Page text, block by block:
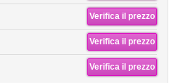
Verifica il prezzo
Verifica il prezzo
Verifica il prezzo